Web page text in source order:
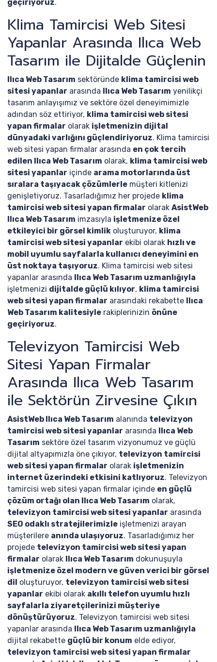
geçiriyoruz.
Klima Tamircisi Web Sitesi
Yapanlar Arasında Ilıca Web
Tasarım ile Dijitalde Güçlenin
Ilıca Web Tasarım sektöründe klima tamircisi web
sitesi yapanlar arasında Ilıca Web Tasarım yenilikçi
tasarım anlayışımız ve sektöre özel deneyimimizle
adından söz ettiriyor, klima tamircisi web sitesi
yapan firmalar olarak işletmenizin dijital
dünyadaki varlığını güçlendiriyoruz. Klima tamircisi
web sitesi yapan firmalar arasında en çok tercih
edilen Ilıca Web Tasarım olarak, klima tamircisi web
sitesi yapanlar içinde arama motorlarında üst
sıralara taşıyacak çözümlerle müşteri kitlenizi
genişletiyoruz. Tasarladığımız her projede klima
tamircisi web sitesi yapan firmalar olarak AsistWeb
Ilıca Web Tasarım imzasıyla işletmenize özel
etkileyici bir görsel kimlik oluşturuyor, klima
tamircisi web sitesi yapanlar ekibi olarak hızlı ve
mobil uyumlu sayfalarla kullanıcı deneyimini en
üst noktaya taşıyoruz. Klima tamircisi web sitesi
yapanlar arasında Ilıca Web Tasarım uzmanlığıyla
işletmenizi dijitalde güçlü kılıyor, klima tamircisi
web sitesi yapan firmalar arasındaki rekabette Ilıca
Web Tasarım kalitesiyle rakiplerinizin önüne
geçiriyoruz.
Televizyon Tamircisi Web
Sitesi Yapan Firmalar
Arasında Ilıca Web Tasarım
ile Sektörün Zirvesine Çıkın
AsistWeb Ilıca Web Tasarım alanında televizyon
tamircisi web sitesi yapanlar arasında Ilıca Web
Tasarım sektöre özel tasarım vizyonumuz ve güçlü
dijital altyapımızla öne çıkıyor, televizyon tamircisi
web sitesi yapan firmalar olarak işletmenizin
internet üzerindeki etkisini katlıyoruz. Televizyon
tamircisi web sitesi yapan firmalar içinde en güçlü
çözüm ortağı olan Ilıca Web Tasarım olarak,
televizyon tamircisi web sitesi yapanlar arasında
SEO odaklı stratejilerimizle işletmenizi arayan
müşterilere anında ulaşıyoruz. Tasarladığımız her
projede televizyon tamircisi web sitesi yapan
firmalar olarak Ilıca Web Tasarım dokunuşuyla
işletmenize özel modern ve güven verici bir görsel
dil oluşturuyor, televizyon tamircisi web sitesi
yapanlar ekibi olarak akıllı telefon uyumlu hızlı
sayfalarla ziyaretçilerinizi müşteriye
dönüştürüyoruz. Televizyon tamircisi web sitesi
yapanlar arasında Ilıca Web Tasarım uzmanlığıyla
dijital rekabette güçlü bir konum elde ediyor,
televizyon tamircisi web sitesi yapan firmalar